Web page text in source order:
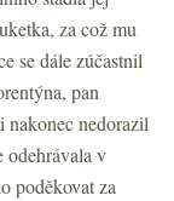
za což mu
se dále zúčastnil
pan
nedorazil
odehrávala v
poděkovat za